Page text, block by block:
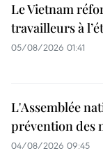
Le Vietnam
travailleurs à
05/08/2026 01:41
L'Assemblée
prévention des
04/08/2026 09:45